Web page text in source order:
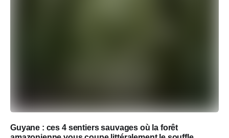
Guyane : ces 4 sentiers sauvages où la forêt